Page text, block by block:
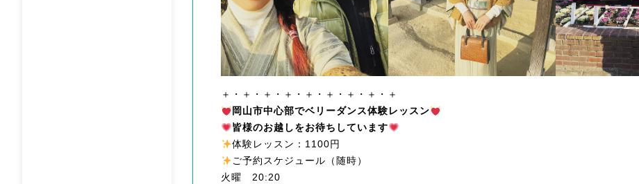
＋・＋・＋・＋・＋・＋・＋・＋・＋
岡山市中心部でベリーダンス体験レッスン
皆様のお越しをお待ちしています
体験レッスン：1100円
ご予約スケジュール（随時）
火曜 20:20